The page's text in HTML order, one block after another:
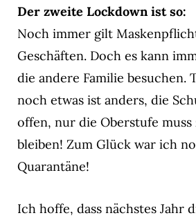
Der zweite Lockdown ist so:
Noch immer gilt
Geschäften. Doch es kann
die andere Familie besuchen.
noch etwas ist anders, die
offen, nur die Oberstufe muss
bleiben! Zum Glück war ich
Quarantäne!
Ich hoffe, dass nächstes Jahr